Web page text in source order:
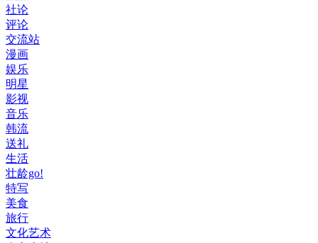
社论
评论
交流站
漫画
娱乐
明星
影视
音乐
韩流
送礼
生活
壮龄go!
特写
美食
旅行
文化艺术